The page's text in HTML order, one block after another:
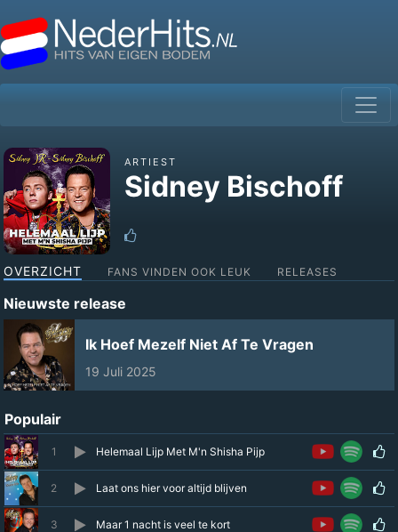
ARTIEST
Sidney Bischoff
OVERZICHT FANS VINDEN OOK LEUK RELEASES
Nieuwste release
Ik Hoef Mezelf Niet Af Te Vragen
19 Juli 2025
Populair
1 Helemaal Lijp Met M'n Shisha Pijp
2 Laat ons hier voor altijd blijven
3 Maar 1 nacht is veel te kort